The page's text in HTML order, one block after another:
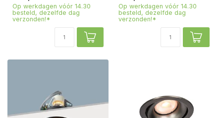
Op werkdagen vóór 14.30
besteld, dezelfde dag
verzonden!*
Op werkdagen vóór 14.30
besteld, dezelfde dag
verzonden!*